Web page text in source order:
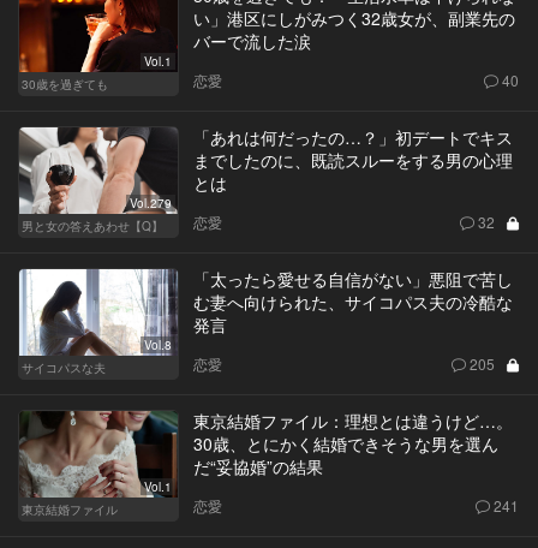
Vol.1
30歳を過ぎても
い」港区にしがみつく32歳女が、副業先の
バーで流した涙
恋愛 40
Vol.279
男と女の答えあわせ【Q】
「あれは何だったの…？」初デートでキス
までしたのに、既読スルーをする男の心理
とは
恋愛 32
Vol.8
サイコパスな夫
「太ったら愛せる自信がない」悪阻で苦し
む妻へ向けられた、サイコパス夫の冷酷な
発言
恋愛 205
Vol.1
東京結婚ファイル
東京結婚ファイル：理想とは違うけど…。
30歳、とにかく結婚できそうな男を選ん
だ“妥協婚”の結果
恋愛 241